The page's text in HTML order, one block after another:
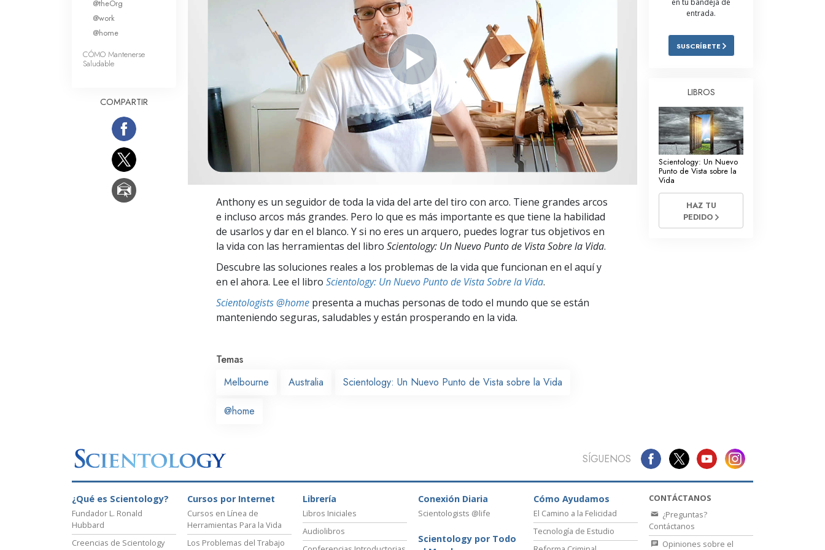
Respuestas a las Drogas
Herramientas para el Entorno Laboral
La Ética y las
Condiciones
La Causa de la Supresión
Investigaciones
Los Fundamentos de la Organización
Los Fundamentos de las Relaciones
Públicas
Objetivos y Metas
Anthony es un seguidor de toda la vida del arte del tiro con arco. Tiene grandes arcos
e incluso arcos más grandes. Pero lo que es más importante es que tiene la habilidad
de usarlos y dar en el blanco. Y si no eres un arquero, puedes lograr tus objetivos en
la vida con las herramientas del libro Scientology: Un Nuevo Punto de Vista Sobre la Vida.
Descubre las soluciones reales a los problemas de la vida que funcionan en el aquí y
en el ahora. Lee el libro Scientology: Un Nuevo Punto de Vista Sobre la Vida.
Scientologists @home presenta a muchas personas de todo el mundo que se están
manteniendo seguras, saludables y están prosperando en la vida.
Temas
Melbourne
Australia Scientology: Un Nuevo Punto de Vista sobre la Vida
@home
@theOrg
@work
@home
CÓMO Mantenerse
Saludable
COMPARTIR
en tu bandeja de
entrada.
SUSCRÍBETE
LIBROS
Scientology: Un Nuevo
Punto de Vista sobre la
Vida
HAZ TU
PEDIDO
SÍGUENOS
¿Qué es Scientology?
Fundador L. Ronald
Hubbard
Creencias de Scientology
Cursos por Internet
Cursos en Línea de
Herramientas Para la Vida
Los Problemas del Trabajo
Librería
Libros Iniciales
Audiolibros
Conexión Diaria
Scientologists @life
Scientology por Todo
Cómo Ayudamos
El Camino a la Felicidad
Tecnología de Estudio
CONTÁCTANOS
¿Preguntas?
Contáctanos
Opiniones sobre el